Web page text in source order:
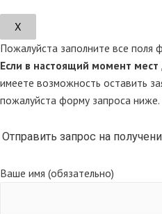
Х
Пожалуйста заполните все поля
Если в настоящий момент
имеете возможность оставить
пожалуйста форму запроса ниже.
Отправить запрос на
Ваше имя (обязательно)